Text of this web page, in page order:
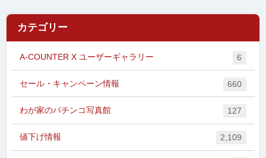
カテゴリー
A-COUNTER X ユーザーギャラリー 6
セール・キャンペーン情報 660
わが家のパチンコ写真館 127
値下げ情報 2,109